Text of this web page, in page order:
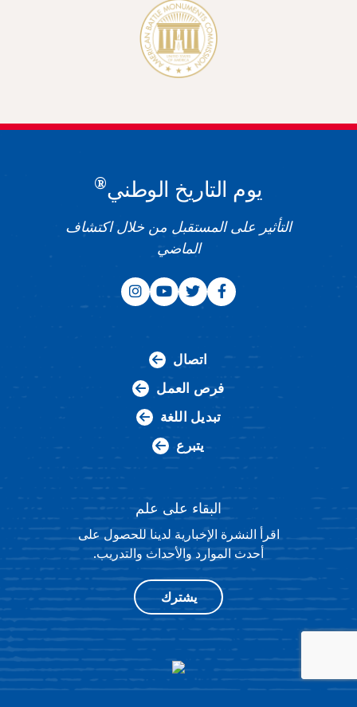
يوم التاريخ الوطني®
التأثير على المستقبل من خلال اكتشاف
الماضي
اتصال
فرص العمل
تبديل اللغة
يتبرع
البقاء على علم
اقرأ النشرة الإخبارية لدينا للحصول على
أحدث الموارد والأحداث والتدريب.
يشترك